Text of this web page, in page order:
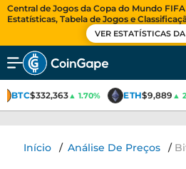
Central de Jogos da Copa do Mundo
Estatísticas, Tabela de Jogos e
VER ESTATÍSTICAS
BTC$332,363▲ 1.70% ETH$9,889▲
Início / Análise De Preços /